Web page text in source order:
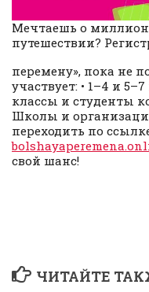
Мечтаешь о
путешествии?
перемену», пока не
участвует: • 1–4 и
классы и студенты
Школы и
переходить по
свой шанс!
ЧИТАЙТЕ